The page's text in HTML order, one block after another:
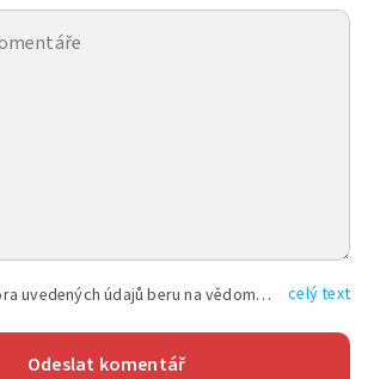
Vyplněním shora uvedených údajů beru na vědomí, že společnost TEXT FACTORY s.r.o., sídlem Brno, Durďákova 336/29, Černá Pole, PSČ: 613 00, IČ: 06157831, zapsané u Krajského soudu v Brně, oddíl C, vložka 100399, bude zpracovávat mé osobní údaje uvedené v rámci mnou vyplněného registračního formuláře na základě oprávněných zájmů TEXT FACTORY s.r.o. dle čl. 6 odst. 1 písm. f) GDPR a pro splnění právních povinností (čl. 6 odst. 1 písm. c) GDPR), a to pro tyto účely: nezbytnost zajistit oprávnění návštěvníka webových stránek provozovaných společností TEXT FACTORY s.r.o. přispívat aktivně ke zveřejněným článkům nebo v rámci diskusních fór a výkon práv TEXT FACTORY s.r.o. jako administrátora těchto diskusních fór. Více informací o zpracování osobních údajů a právech lze nalézt v celý text